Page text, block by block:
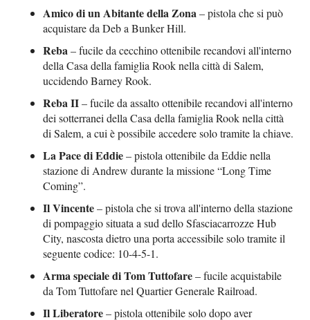
Amico di un Abitante della Zona– pistola che si può
acquistare da Deb a Bunker Hill.
Reba– fucile da cecchino ottenibile recandovi all'interno
della Casa della famiglia Rook nella città di Salem,
uccidendo Barney Rook.
Reba II– fucile da assalto ottenibile recandovi all'interno
dei sotterranei della Casa della famiglia Rook nella città
di Salem, a cui è possibile accedere solo tramite la chiave.
La Pace di Eddie– pistola ottenibile da Eddie nella
stazione di Andrew durante la missione “Long Time
Coming”.
Il Vincente– pistola che si trova all'interno della stazione
di pompaggio situata a sud dello Sfasciacarrozze Hub
City, nascosta dietro una porta accessibile solo tramite il
seguente codice: 10-4-5-1.
Arma speciale di Tom Tuttofare– fucile acquistabile
da Tom Tuttofare nel Quartier Generale Railroad.
Il Liberatore– pistola ottenibile solo dopo aver